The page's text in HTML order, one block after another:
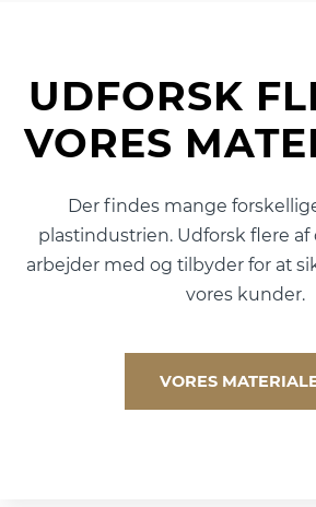
UDFORSK
VORES
Der findes mange
plastindustrien. Udforsk flere af
arbejder med og tilbyder for at
vores kunder.
VORES